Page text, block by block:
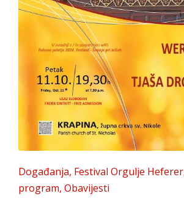
Posted
in
Događanja Festival Orgulje Heferer
program Obavijesti